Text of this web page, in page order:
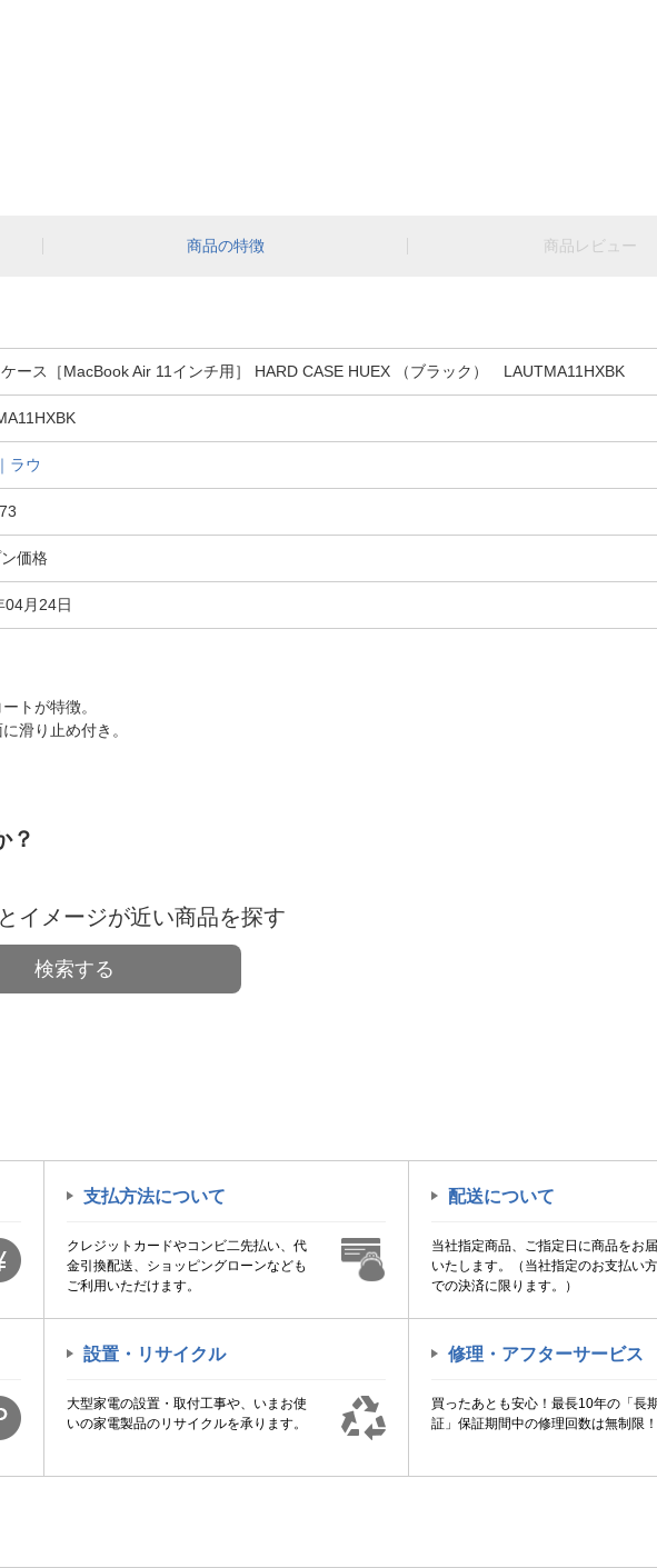
商品の特徴 商品レビュー
ース［MacBook Air 11インチ用］ HARD CASE HUEX （ブラック） LAUTMA11HXBK
ラウ
価格
04月24日
トが特徴。
滑り止め付き。
？
イメージが近い商品を探す
検索する
支払方法について
クレジットカードやコンビ二先払い、代
金引換配送、ショッピングローンなども
ご利用いただけます。
配送について
当社指定商品、ご指定日に商品をお
いたします。（当社指定のお支払い
での決済に限ります。）
設置・リサイクル
大型家電の設置・取付工事や、いまお使
いの家電製品のリサイクルを承ります。
修理・アフターサービス
買ったあとも安心！最長10年の「長
証」保証期間中の修理回数は無制限！